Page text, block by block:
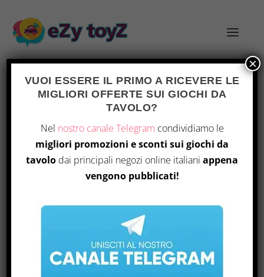
TAG:CLAN DI GATTI
RECENSIONE DI NEKO SYNDICATE
VUOI ESSERE IL PRIMO A RICEVERE LE
MIGLIORI OFFERTE SUI GIOCHI DA
TAVOLO?
Nel nostro canale Telegram condividiamo le
migliori promozioni e sconti sui giochi da
tavolo dai principali negozi online italiani appena
vengono pubblicati!
×